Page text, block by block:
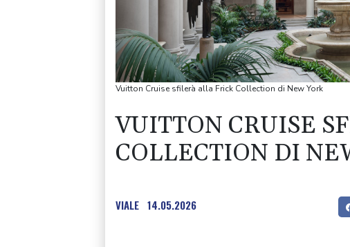
Vuitton Cruise sfilerà alla Frick Collection di New York
VUITTON CRUISE
COLLECTION DI
VIALE 14.05.2026